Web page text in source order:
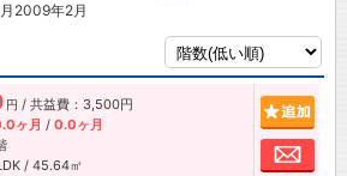
2009年2月
円 / 共益費：3,500円
ヶ月 / 0.0ヶ月
/ 45.64㎡
お